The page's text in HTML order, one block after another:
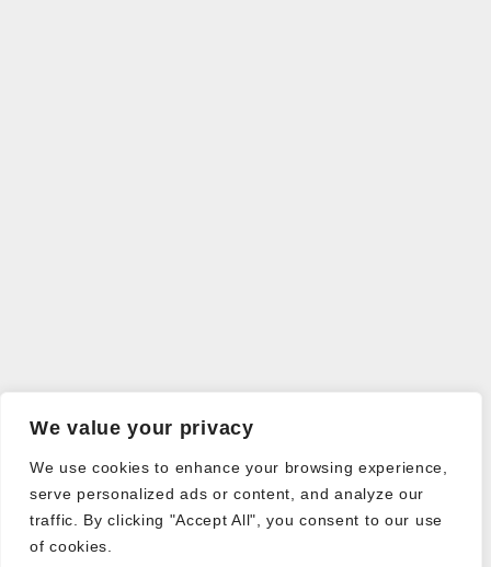
We value your privacy
We use cookies to enhance your browsing experience,
serve personalized ads or content, and analyze our
traffic. By clicking "Accept All", you consent to our use
of cookies.